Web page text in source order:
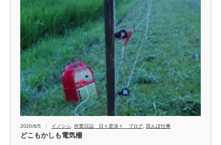
2020/8/5 イノシシ 作業日誌 日々是淡々 ブログ 田んぼ仕事
どこもかしも電気柵